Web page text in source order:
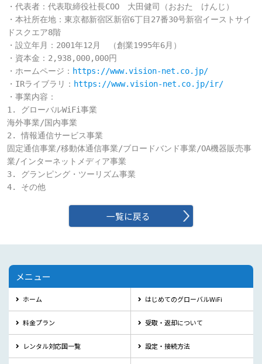
・代表者：代表取締役社長COO　大田健司（おおた　けんじ）
・本社所在地：東京都新宿区新宿6丁目27番30号新宿イーストサイ
ドスクエア8階
・設立年月：2001年12月　（創業1995年6月）
・資本金：2,938,000,000円
・ホームページ： https://www.vision-net.co.jp/
・IRライブラリ： https://www.vision-net.co.jp/ir/
・事業内容：
1. グローバルWiFi事業
海外事業/国内事業
2. 情報通信サービス事業
固定通信事業/移動体通信事業/ブロードバンド事業/OA機器販売事
業/インターネットメディア事業
3. グランピング・ツーリズム事業
4. その他
一覧に戻る
メニュー
ホーム はじめてのグローバルWiFi
料金プラン 受取・返却について
レンタル対応国一覧 設定・接続方法